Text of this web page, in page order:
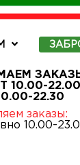
10.00-22.00
22.30
заказы:
10.00-